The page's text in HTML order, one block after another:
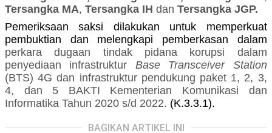
Tersangka MA, Tersangka IH dan Tersangka JGP.
Pemeriksaan saksi dilakukan untuk memperkuat
pembuktian dan melengkapi pemberkasan dalam
perkaradugaan tindak pidana korupsi dalam
penyediaan infrastruktur Base Transceiver Station
(BTS) 4G dan infrastruktur pendukung paket 1, 2, 3,
4, dan 5 BAKTI Kementerian Komunikasi dan
Informatika Tahun 2020 s/d 2022. (K.3.3.1).
BAGIKAN ARTIKEL INI